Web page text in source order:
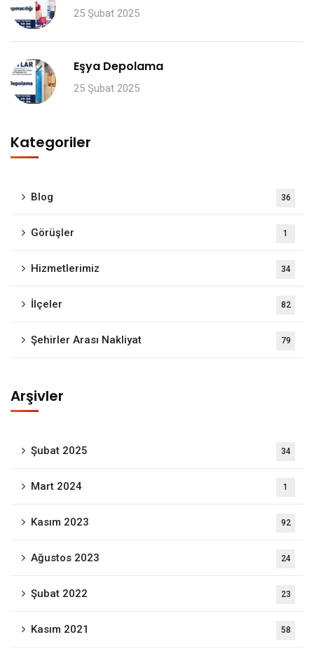
25 Şubat 2025
Eşya Depolama
25 Şubat 2025
Kategoriler
Blog 36
Görüşler 1
Hizmetlerimiz 34
İlçeler 82
Şehirler Arası Nakliyat 79
Arşivler
Şubat 2025 34
Mart 2024 1
Kasım 2023 92
Ağustos 2023 24
Şubat 2022 23
Kasım 2021 58